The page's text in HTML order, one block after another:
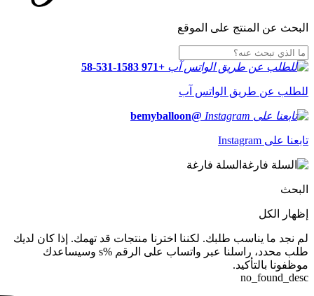
البحث عن المنتج على الموقع
+971 58-531-1583
للطلب عن طريق الواتس آب
@bemyballoon
تابعنا على Instagram
السلة فارغة
البحث
إظهار الكل
لم نجد ما يناسب طلبك. لكننا اخترنا منتجات قد تهمك. إذا كان لديك
طلب محدد، راسلنا عبر واتساب على الرقم %s وسيساعدك
موظفونا بالتأكيد.
no_found_desc